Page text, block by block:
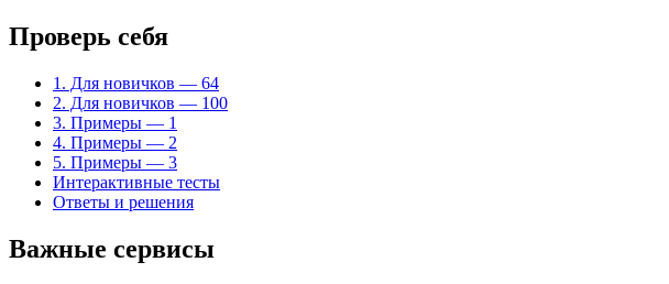
Проверь себя
1. Для новичков — 64
2. Для новичков — 100
3. Примеры — 1
4. Примеры — 2
5. Примеры — 3
Интерактивные тесты
Ответы и решения
Важные сервисы